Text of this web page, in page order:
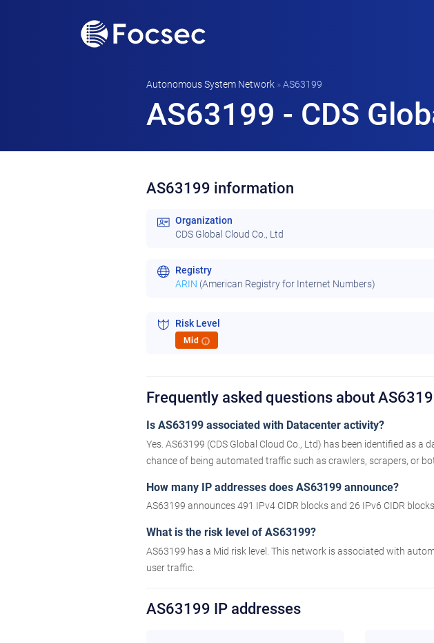
Autonomous System Network »AS63199
AS63199 - CDS
AS63199 information
Organization
CDS Global Cloud Co., Ltd
Registry
ARIN (American Registry for Internet Numbers)
Risk Level
Mid i
Frequently asked questions about
Is AS63199 associated with Datacenter activity?
Yes. AS63199 (CDS Global Cloud Co., Ltd) has been identified as
chance of being automated traffic such as crawlers, scrapers, or
How many IP addresses does AS63199 announce?
AS63199 announces 491 IPv4 CIDR blocks and 26 IPv6 CIDR
What is the risk level of AS63199?
AS63199 has a Mid risk level. This network is associated with
user traffic.
AS63199 IP addresses